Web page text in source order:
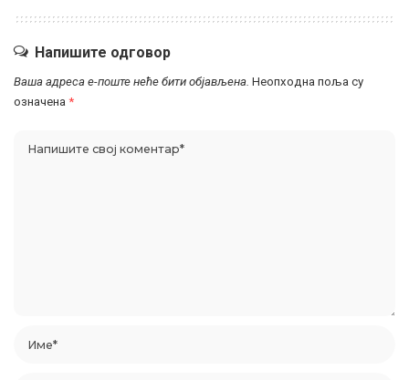
Напишите одговор
Ваша адреса е-поште неће бити објављена. Неопходна поља су
означена *